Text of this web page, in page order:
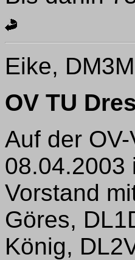
Eike,
OV TU
Auf der
08.04.2003
Vorstand
Göres,
König,